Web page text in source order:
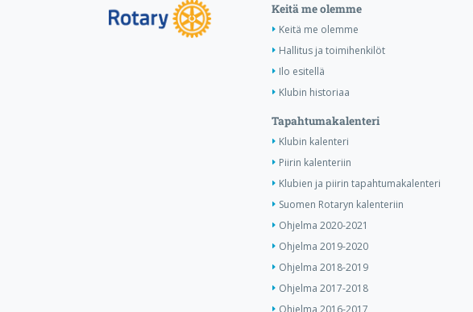
Keitä me olemme
Keitä me olemme
Hallitus ja toimihenkilöt
Ilo esitellä
Klubin historiaa
Tapahtumakalenteri
Klubin kalenteri
Piirin kalenteriin
Klubien ja piirin tapahtumakalenteri
Suomen Rotaryn kalenteriin
Ohjelma 2020-2021
Ohjelma 2019-2020
Ohjelma 2018-2019
Ohjelma 2017-2018
Ohjelma 2016-2017